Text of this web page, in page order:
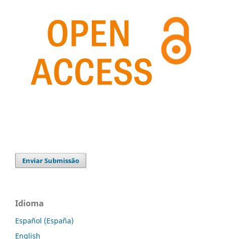
Enviar Submissão
Idioma
Español (España)
English